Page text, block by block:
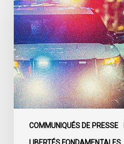
COMMUNIQUÉS DE PRESSE
et
le
CCLA
réclament
la
création
d’une
commission
publique